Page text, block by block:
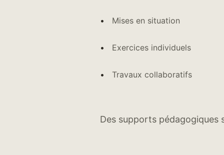
Mises en situation
Exercices individuels
Travaux collaboratifs
Des supports pédagogiques